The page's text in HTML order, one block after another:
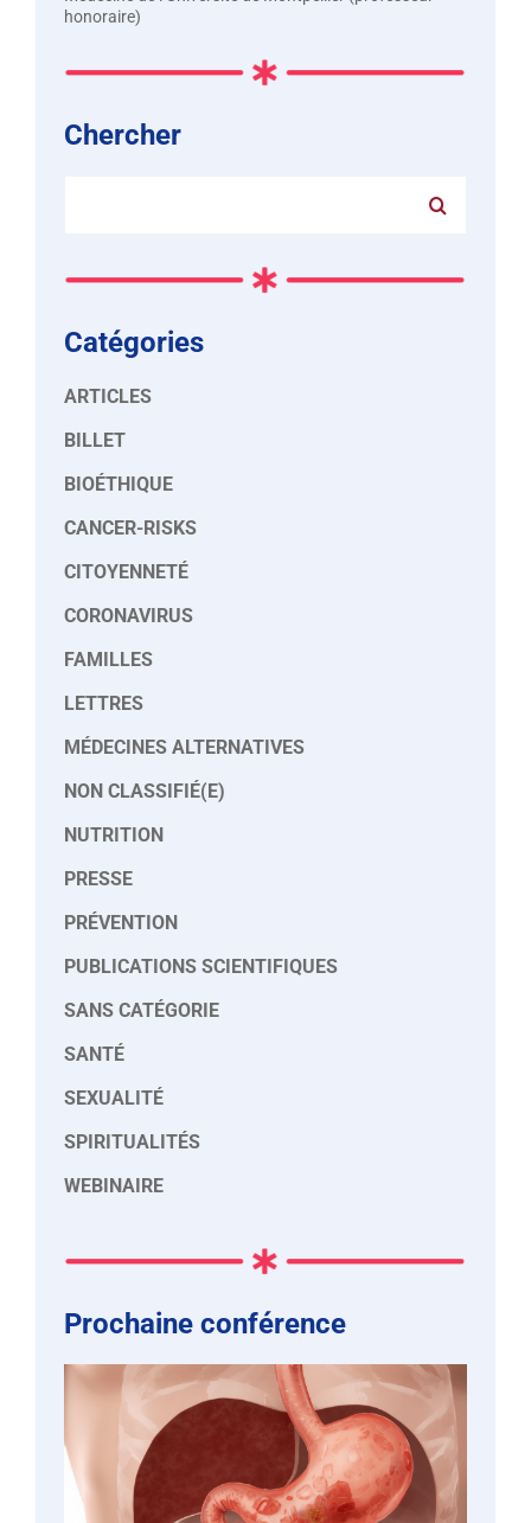
honoraire)
Chercher
Catégories
ARTICLES
BILLET
BIOÉTHIQUE
CANCER-RISKS
CITOYENNETÉ
CORONAVIRUS
FAMILLES
LETTRES
MÉDECINES ALTERNATIVES
NON CLASSIFIÉ(E)
NUTRITION
PRESSE
PRÉVENTION
PUBLICATIONS SCIENTIFIQUES
SANS CATÉGORIE
SANTÉ
SEXUALITÉ
SPIRITUALITÉS
WEBINAIRE
Prochaine conférence